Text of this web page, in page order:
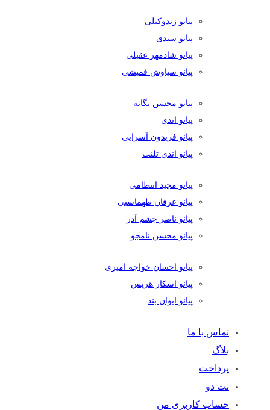
پیانو زندوکیلی
پیانو سندی
پیانو شادمهر عقیلی
پیانو سیاوش قمیشی
پیانو محسن یگانه
پیانو اندی
پیانو فریدون آسرایی
پیانو اندی تلنت
پیانو مجید انتظامی
پیانو عرفان طهماسبی
پیانو ناصر چشم آذر
پیانو محسن نامجو
پیانو احسان خواجه امیری
پیانو اسکار هریس
پیانو ایوان بند
تماس با ما
بلاگ
پرداخت
نت دو
حساب کاربری من